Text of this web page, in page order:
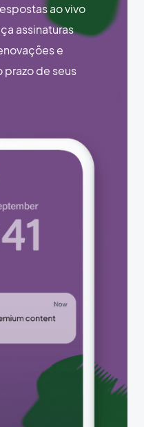
ao vivo
assinaturas
e
prazo de seus